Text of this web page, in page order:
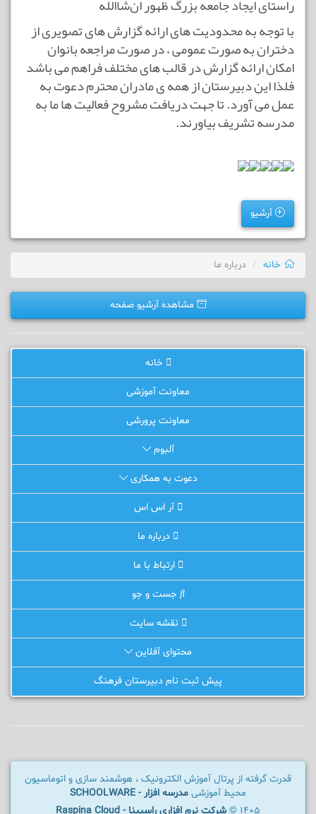
راستای ایجاد جامعه بزرگ ظهوران‌شاالله
با توجه به محدودیت های ارائه گزارش های تصویری از
دختران به صورت عمومی ، در صورت مراجعه بانوان
امکان ارائه گزارش در قالب های مختلف فراهم می باشد
فلذا این دبیرستان از همه ی مادران محترم دعوت به
عمل می آورد. تا جهت دریافت مشروح فعالیت ها ما به
مدرسه تشریف بیاورند.
آرشیو
خانه درباره ما
مشاهده آرشیو صفحه
خانه
معاونت آموزشی
معاونت پرورشی
آلبوم
دعوت به همکاری
آر اس اس
درباره ما
ارتباط با ما
جست و جو
نقشه سایت
محتوای آفلاین
پیش ثبت نام دبیرستان فرهنگ
قدرت گرفته از پرتال آموزش الکترونیک ، هوشمند سازی و اتوماسیون
محیط آموزشی مدرسه افزار - SCHOOLWARE
1405 ©
شرکت نرم افزاری راسپینا - Raspina Cloud